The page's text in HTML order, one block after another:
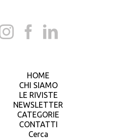
HOME
CHI SIAMO
LE RIVISTE
NEWSLETTER
CATEGORIE
CONTATTI
Cerca